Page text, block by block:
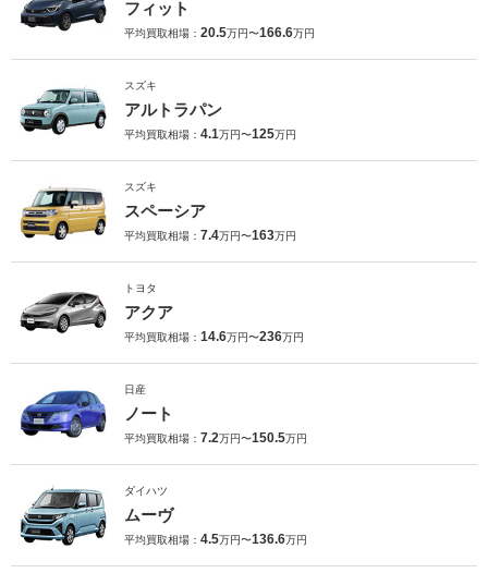
フィット
平均買取相場： 20.5万円〜166.6万円
スズキ
アルトラパン
平均買取相場： 4.1万円〜125万円
スズキ
スペーシア
平均買取相場： 7.4万円〜163万円
トヨタ
アクア
平均買取相場： 14.6万円〜236万円
日産
ノート
平均買取相場： 7.2万円〜150.5万円
ダイハツ
ムーヴ
平均買取相場： 4.5万円〜136.6万円